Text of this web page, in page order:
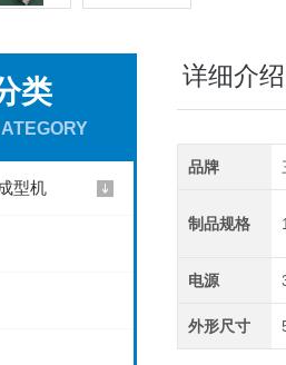
类
型机
详细介绍
品牌
制品规格
电源
外形尺寸